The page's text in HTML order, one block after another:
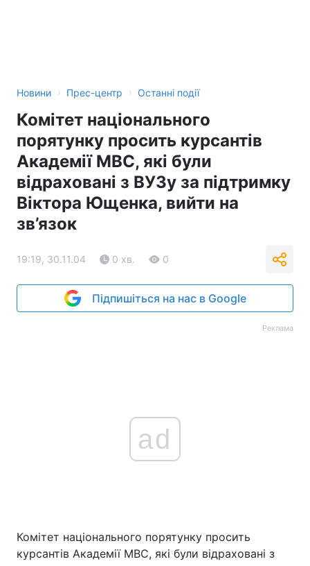
Новини › Прес-центр › Останні події
Комітет національного
порятунку просить курсантів
Академії МВС, які були
відраховані з ВУЗу за підтримку
Віктора Ющенка, вийти на
зв’язок
19:19, 30.11.04 0 хв. 0
Підпишіться на нас в Google
Реклама
ad
Комітет національного порятунку просить
курсантів Академії МВС, які були відраховані з